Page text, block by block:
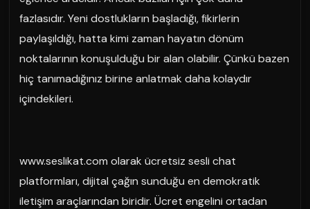
fazlasıdır. Yeni dostlukların başladığı, fikirlerin
paylaşıldığı, hatta kimi zaman hayatın dönüm
noktalarının konuşulduğu bir alan olabilir. Çünkü bazen
hiç tanımadığınız birine anlatmak daha kolaydır
içindekileri.
www.seslikat.com olarak ücretsiz sesli chat
platformları, dijital çağın sunduğu en demokratik
iletişim araçlarından biridir. Ücret engelini ortadan